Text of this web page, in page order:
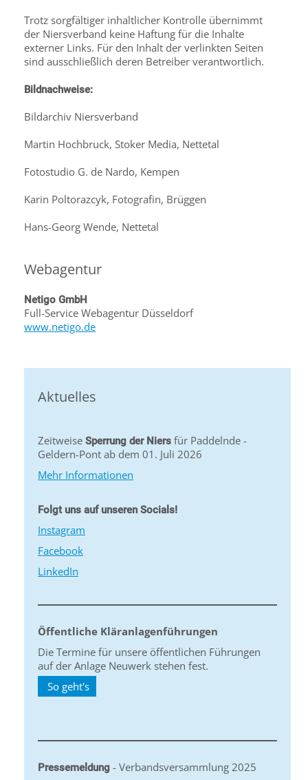
Trotz sorgfältiger inhaltlicher Kontrolle übernimmt
der Niersverband keine Haftung für die Inhalte
externer Links. Für den Inhalt der verlinkten Seiten
sind ausschließlich deren Betreiber verantwortlich.
Bildnachweise:
Bildarchiv Niersverband
Martin Hochbruck, Stoker Media, Nettetal
Fotostudio G. de Nardo, Kempen
Karin Poltorazcyk, Fotografin, Brüggen
Hans-Georg Wende, Nettetal
Webagentur
Netigo GmbH
Full-Service Webagentur Düsseldorf
www.netigo.de
Aktuelles
Zeitweise Sperrung der Niers für Paddelnde -
Geldern-Pont ab dem 01. Juli 2026
Mehr Informationen
Folgt uns auf unseren Socials!
Instagram
Facebook
LinkedIn
Öffentliche Kläranlagenführungen
Die Termine für unsere öffentlichen Führungen
auf der Anlage Neuwerk stehen fest.
So geht's
Pressemeldung - Verbandsversammlung 2025